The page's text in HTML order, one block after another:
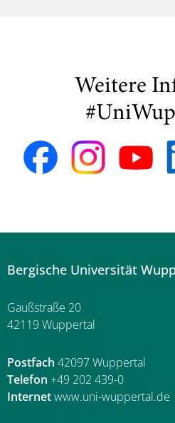
Weitere
Bergische Universität
Gaußstraße 20
42119 Wuppertal
Postfach 42097 Wuppertal
Telefon +49 202 439-0
Internetwww.uni-wuppertal.de